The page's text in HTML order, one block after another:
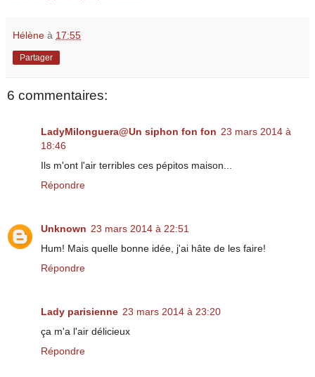
Hélène à 17:55
Partager
6 commentaires:
LadyMilonguera@Un siphon fon fon 23 mars 2014 à
18:46
Ils m'ont l'air terribles ces pépitos maison...
Répondre
Unknown 23 mars 2014 à 22:51
Hum! Mais quelle bonne idée, j'ai hâte de les faire!
Répondre
Lady parisienne 23 mars 2014 à 23:20
ça m'a l'air délicieux
Répondre